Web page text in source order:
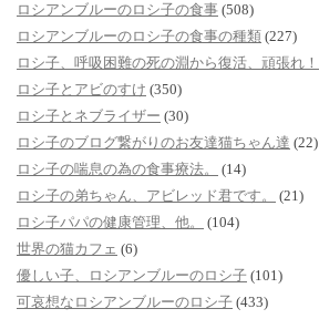
ロシアンブルーのロシ子の食事 (508)
ロシアンブルーのロシ子の食事の種類 (227)
ロシ子、呼吸困難の死の淵から復活、頑張れ！
ロシ子とアビのすけ (350)
ロシ子とネブライザー (30)
ロシ子のブログ繋がりのお友達猫ちゃん達 (22)
ロシ子の喘息の為の食事療法。
(14)
ロシ子の弟ちゃん、アビレッド君です。
(21)
ロシ子パパの健康管理、他。
(104)
世界の猫カフェ (6)
優しい子、ロシアンブルーのロシ子 (101)
可哀想なロシアンブルーのロシ子 (433)